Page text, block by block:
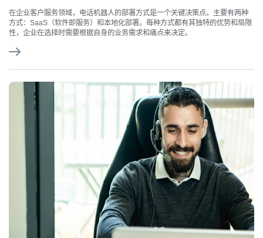
在企业客户服务领域，电话机器人的部署方式是一个关键决策点。主要有两种
方式：SaaS（软件即服务）和本地化部署。每种方式都有其独特的优势和局限
性，企业在选择时需要根据自身的业务需求和痛点来决定。